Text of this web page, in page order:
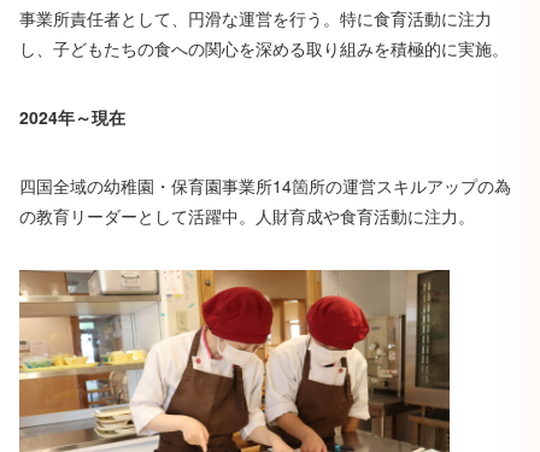
事業所責任者として、円滑な運営を行う。特に食育活動に注力
し、子どもたちの食への関心を深める取り組みを積極的に実施。
2024年～現在
四国全域の幼稚園・保育園事業所14箇所の運営スキルアップの為
の教育リーダーとして活躍中。人財育成や食育活動に注力。